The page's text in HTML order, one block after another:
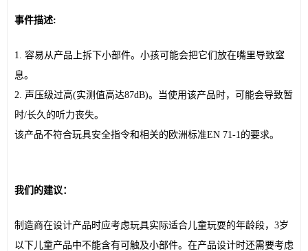
事件描述:
1. 容易从产品上拆下小部件。小孩可能会把它们放在嘴里导致窒
息。
2. 声压级过高(实测值高达87dB)。当使用该产品时，可能会导致暂
时/长久的听力丧失。
该产品不符合玩具安全指令和相关的欧洲标准EN 71-1的要求。
我们的建议：
制造商在设计产品时应考虑玩具实际适合儿童玩耍的年龄段，3岁
以下儿童产品中不能含有可触及小部件。在产品设计时还需要考虑